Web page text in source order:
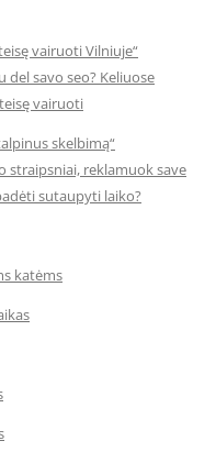
vairuoti Vilniuje“
del savo seo? Keliuose
vairuoti
skelbimą“
straipsniai, reklamuok save
sutaupyti laiko?
katėms